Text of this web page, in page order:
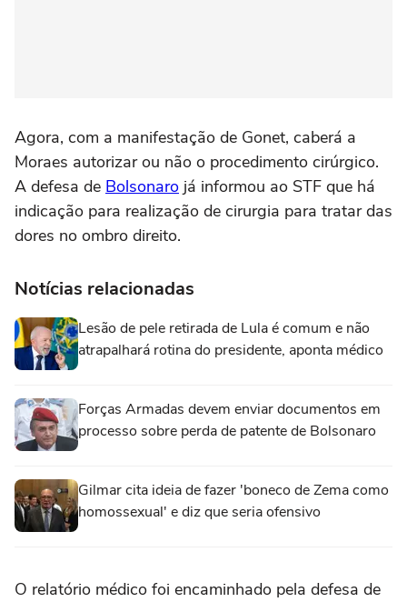
Agora, com a manifestação de Gonet, caberá a
Moraes autorizar ou não o procedimento cirúrgico.
A defesa de Bolsonaro já informou ao STF que há
indicação para realização de cirurgia para tratar das
dores no ombro direito.
Notícias relacionadas
Lesão de pele retirada de Lula é comum e não
atrapalhará rotina do presidente, aponta médico
Forças Armadas devem enviar documentos em
processo sobre perda de patente de Bolsonaro
Gilmar cita ideia de fazer 'boneco de Zema como
homossexual' e diz que seria ofensivo
O relatório médico foi encaminhado pela defesa de